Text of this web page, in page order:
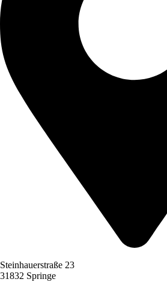
Steinhauerstraße 23
31832 Springe